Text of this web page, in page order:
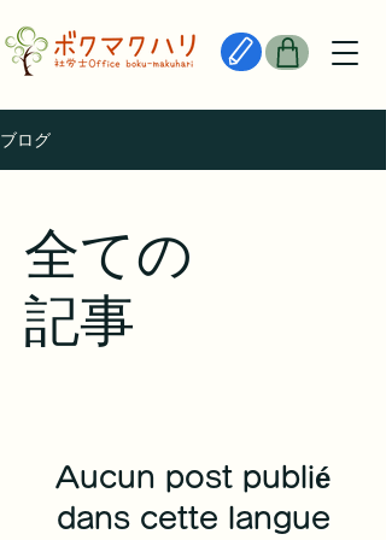
ブログ
全ての
記事
Aucun post publié
dans cette langue